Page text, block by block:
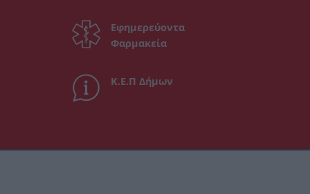
Εφημερεύοντα
Φαρμακεία
Κ.Ε.Π Δήμων